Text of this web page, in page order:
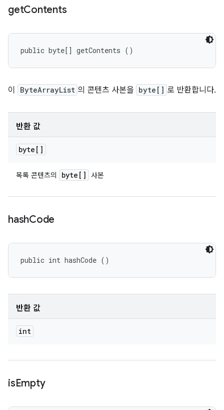
getContents
public byte[] getContents ()
이 ByteArrayList 의 콘텐츠 사본을 byte[] 로 반환합니다.
반환 값
byte[]
목록 콘텐츠의 byte[] 사본
hashCode
public int hashCode ()
반환 값
int
isEmpty